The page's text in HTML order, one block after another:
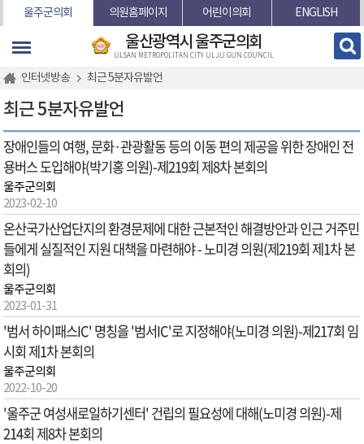
본문바로가기
울주군의회 의원홈페이지 어린이의회 ENGLISH
울산광역시 울주군의회
ULSAN METROPOLITAN CITY ULJU GUN COUNCIL
인터넷방송 최근 5분자유발언
최근 5분자유발언
장애인들의 여행, 문화·관광활동 등의 이동 편의 제공을 위한 장애인 전
용버스 도입해야(박기홍 의원)-제219회 제8차 본회의
울주군의회
2023-02-10
온산국가산업단지의 환경문제에 대한 근본적인 해결방안과 인근 거주민
들에게 실질적인 지원 대책을 마련해야 - 노미경 의원(제219회 제1차 본
회의)
울주군의회
2023-01-31
'범서 하이패스IC' 명칭을 '범서IC'로 지정해야(노미경 의원)-제217회 임
시회 제1차 본회의
울주군의회
2022-10-20
'울주군 여성새로일하기센터' 건립의 필요성에 대해(노미경 의원)-제
214회 제8차 본회의